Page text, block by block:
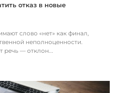
отказ в новые
слово «нет» как финал,
неполноценности.
речь — отклон...